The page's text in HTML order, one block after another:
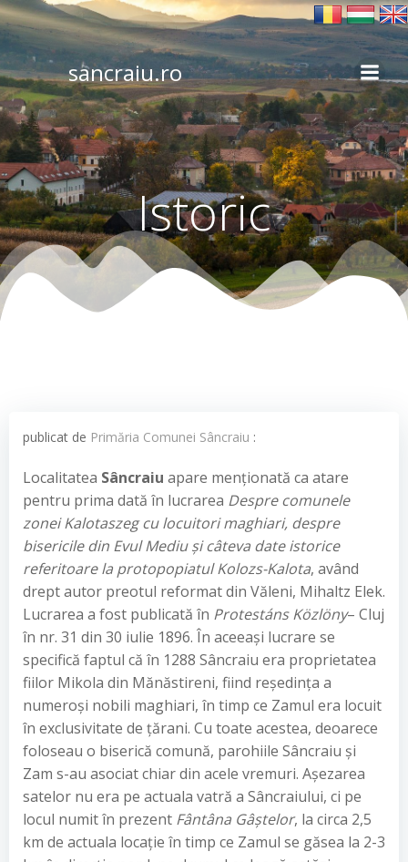
Skip
to
content
sancraiu.ro
Istoric
publicat de Primăria Comunei Sâncraiu :
Localitatea Sâncraiu apare menţionată ca atare
pentru prima dată în lucrarea Despre comunele
zonei Kalotaszeg cu locuitori maghiari, despre
bisericile din Evul Mediu şi câteva date istorice
referitoare la protopopiatul Kolozs-Kalota, având
drept autor preotul reformat din Văleni, Mihaltz Elek.
Lucrarea a fost publicată în Protestáns Közlöny– Cluj
în nr. 31 din 30 iulie 1896. În aceeaşi lucrare se
specifică faptul că în 1288 Sâncraiu era proprietatea
fiilor Mikola din Mănăstireni, fiind reşedinţa a
numeroşi nobili maghiari, în timp ce Zamul era locuit
în exclusivitate de ţărani. Cu toate acestea, deoarece
foloseau o biserică comună, parohiile Sâncraiu şi
Zam s-au asociat chiar din acele vremuri. Aşezarea
satelor nu era pe actuala vatră a Sâncraiului, ci pe
locul numit în prezent Fântâna Gâştelor, la circa 2,5
km de actuala locaţie în timp ce Zamul se găsea la 2-3